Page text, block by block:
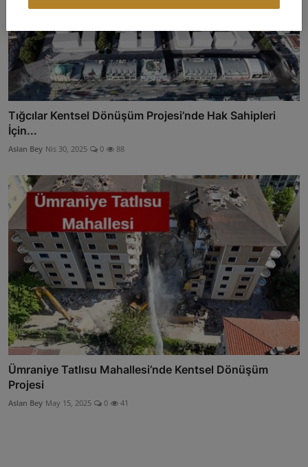
Tığcılar Kentsel Dönüşüm Projesi’nde Hak Sahipleri
İçin...
Aslan Bey Nis 30, 2025 0 88
Ümraniye Tatlısu Mahallesi’nde Kentsel Dönüşüm
Projesi
Aslan Bey May 15, 2025 0 41